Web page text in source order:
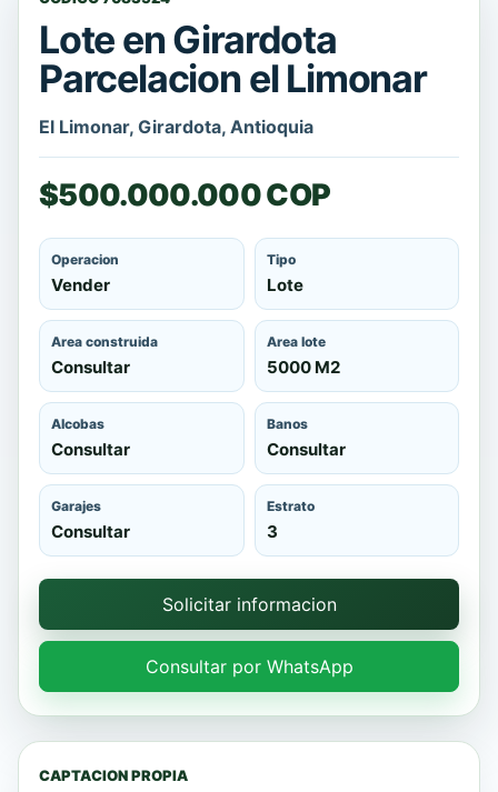
Lote en Girardota
Parcelacion el Limonar
El Limonar, Girardota, Antioquia
$500.000.000 COP
Operacion
Vender
Tipo
Lote
Area construida
Consultar
Area lote
5000 M2
Alcobas
Consultar
Banos
Consultar
Garajes
Consultar
Estrato
3
Solicitar informacion
Consultar por WhatsApp
CAPTACION PROPIA